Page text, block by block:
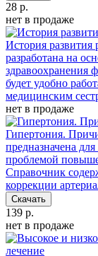
28 р.
нет в продаже
История развития
разработана на
здравоохранения
будет удобно
медицинским
нет в продаже
Гипертония.
предназначена
проблемой
Справочник
коррекции
Скачать
139 р.
нет в продаже